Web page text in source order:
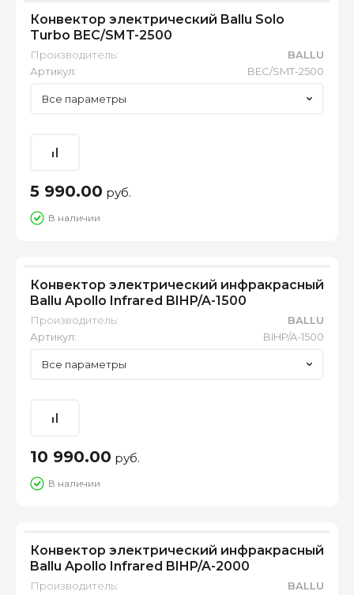
Конвектор электрический Ballu Solo
Turbo BEC/SMT-2500
Производитель:
BALLU
Артикул:
BEC/SMT-2500
Все параметры
5 990.00 руб.
В наличии
Конвектор электрический инфракрасный
Ballu Apollo Infrared BIHP/A-1500
Производитель:
BALLU
Артикул:
BIHP/A-1500
Все параметры
10 990.00 руб.
В наличии
Конвектор электрический инфракрасный
Ballu Apollo Infrared BIHP/A-2000
Производитель:
BALLU